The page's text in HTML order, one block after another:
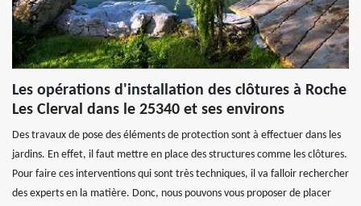
Les opérations d'installation des clôtures à Roche
Les Clerval dans le 25340 et ses environs
Des travaux de pose des éléments de protection sont à effectuer dans les
jardins. En effet, il faut mettre en place des structures comme les clôtures.
Pour faire ces interventions qui sont très techniques, il va falloir rechercher
des experts en la matière. Donc, nous pouvons vous proposer de placer